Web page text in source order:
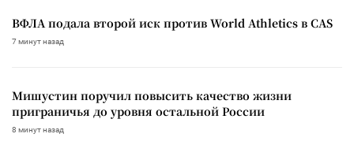
ВФЛА подала второй иск против World Athletics в CAS
7 минут назад
Мишустин поручил повысить качество жизни
приграничья до уровня остальной России
8 минут назад